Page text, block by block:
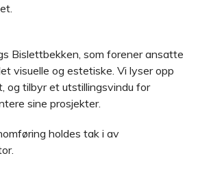
Bislettbekken, som forener ansatte
visuelle og estetiske. Vi lyser opp
og tilbyr et utstillingsvindu for
sine prosjekter.
holdes tak i av